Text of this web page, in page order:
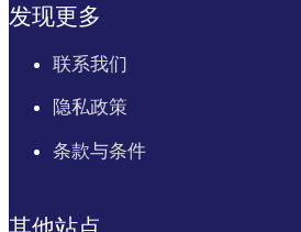
发现更多
联系我们
隐私政策
条款与条件